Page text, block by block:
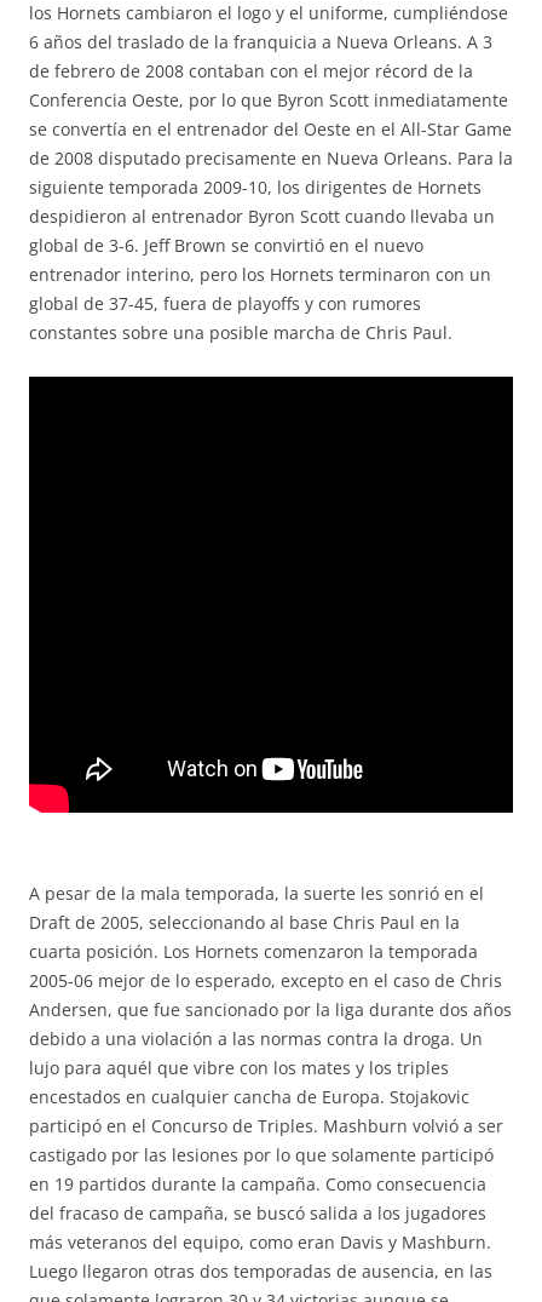
los Hornets cambiaron el logo y el uniforme, cumpliéndose
6 años del traslado de la franquicia a Nueva Orleans. A 3
de febrero de 2008 contaban con el mejor récord de la
Conferencia Oeste, por lo que Byron Scott inmediatamente
se convertía en el entrenador del Oeste en el All-Star Game
de 2008 disputado precisamente en Nueva Orleans. Para la
siguiente temporada 2009-10, los dirigentes de Hornets
despidieron al entrenador Byron Scott cuando llevaba un
global de 3-6. Jeff Brown se convirtió en el nuevo
entrenador interino, pero los Hornets terminaron con un
global de 37-45, fuera de playoffs y con rumores
constantes sobre una posible marcha de Chris Paul.
A pesar de la mala temporada, la suerte les sonrió en el
Draft de 2005, seleccionando al base Chris Paul en la
cuarta posición. Los Hornets comenzaron la temporada
2005-06 mejor de lo esperado, excepto en el caso de Chris
Andersen, que fue sancionado por la liga durante dos años
debido a una violación a las normas contra la droga. Un
lujo para aquél que vibre con los mates y los triples
encestados en cualquier cancha de Europa. Stojakovic
participó en el Concurso de Triples. Mashburn volvió a ser
castigado por las lesiones por lo que solamente participó
en 19 partidos durante la campaña. Como consecuencia
del fracaso de campaña, se buscó salida a los jugadores
más veteranos del equipo, como eran Davis y Mashburn.
Luego llegaron otras dos temporadas de ausencia, en las